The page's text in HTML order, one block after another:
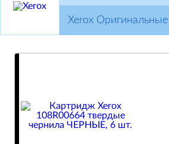
Xerox